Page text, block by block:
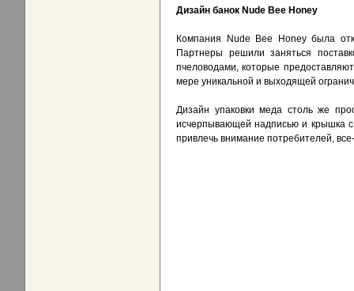
Дизайн банок Nude Bee Honey
Компания Nude Bee Honey была
Партнеры решили заняться
пчеловодами, которые
мере уникальной и выходящей
Дизайн упаковки меда столь же
исчерпывающей надписью и крышка с
привлечь внимание потребителей,